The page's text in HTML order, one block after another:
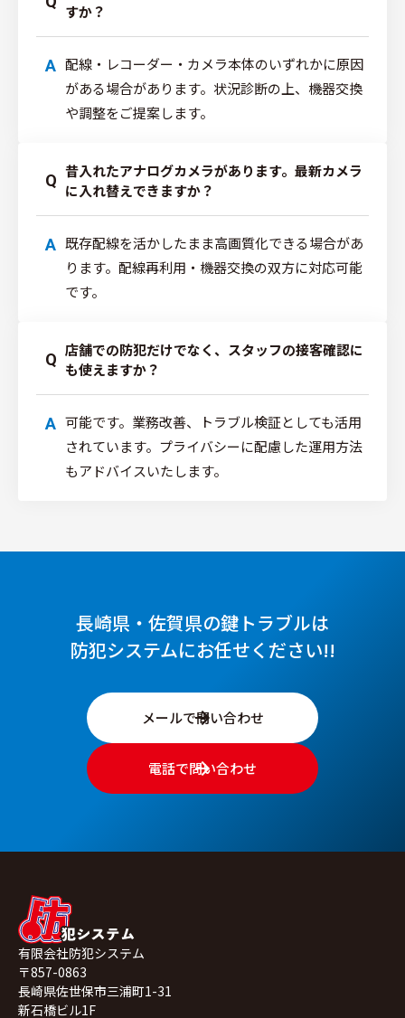
すか？
A 配線・レコーダー・カメラ本体のいずれかに原因
がある場合があります。状況診断の上、機器交換
や調整をご提案します。
Q
昔入れたアナログカメラがあります。最新カメラ
に入れ替えできますか？
A 既存配線を活かしたまま高画質化できる場合があ
ります。配線再利用・機器交換の双方に対応可能
です。
Q
店舗での防犯だけでなく、スタッフの接客確認に
も使えますか？
A 可能です。業務改善、トラブル検証としても活用
されています。プライバシーに配慮した運用方法
もアドバイスいたします。
長崎県・佐賀県の鍵トラブルは
防犯システムにお任せください!!
メールで問い合わせ
電話で問い合わせ
有限会社防犯システム
〒857-0863
長崎県佐世保市三浦町1-31
新石橋ビル1F